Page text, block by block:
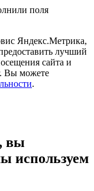
поля
Яндекс.Метрика,
лучший
сайта и
Вы можете
.
вы
используем